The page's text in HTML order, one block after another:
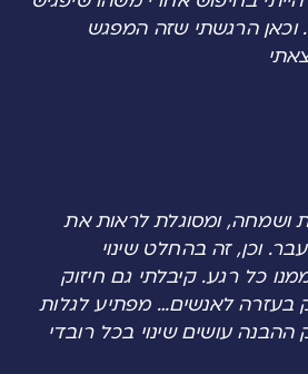
וכאן הרגשתי שזה המפגש
ושמחה, ומסוגלת לראות את
וכן, זה בהחלט שינוי
כל רגע. קיבלתי גם חיזוק
בעזרה לאנשים… מפתיע לגלות
עושים שינוי בכל רובדי